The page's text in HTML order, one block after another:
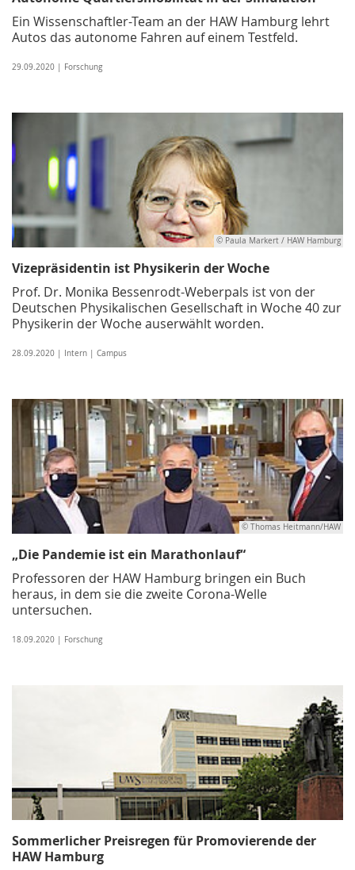
Ein Wissenschaftler-Team an der HAW Hamburg lehrt
Autos das autonome Fahren auf einem Testfeld.
29.09.2020 | Forschung
© Paula Markert / HAW Hamburg
Vizepräsidentin ist Physikerin der Woche
Prof. Dr. Monika Bessenrodt-Weberpals ist von der
Deutschen Physikalischen Gesellschaft in Woche 40 zur
Physikerin der Woche auserwählt worden.
28.09.2020 | Intern | Campus
© Thomas Heitmann/HAW
„Die Pandemie ist ein Marathonlauf“
Professoren der HAW Hamburg bringen ein Buch
heraus, in dem sie die zweite Corona-Welle
untersuchen.
18.09.2020 | Forschung
Sommerlicher Preisregen für Promovierende der
HAW Hamburg